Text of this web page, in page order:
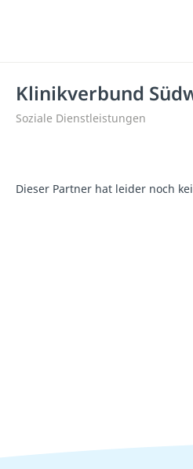
Klinikverbund
Soziale Dienstleistungen
Dieser Partner hat leider noch